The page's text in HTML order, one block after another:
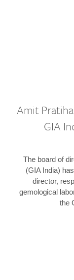
Amit
GIA
The board of
(GIA India)
director,
gemological
the